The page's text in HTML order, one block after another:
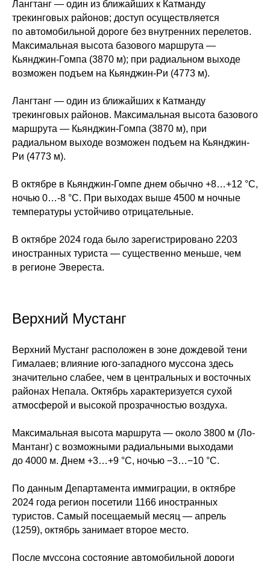
Лангтанг — один из ближайших к Катманду
трекинговых районов; доступ осуществляется
по автомобильной дороге без внутренних перелетов.
Максимальная высота базового маршрута —
Кьянджин-Гомпа (3870 м); при радиальном выходе
возможен подъем на Кьянджин-Ри (4773 м).
Лангтанг — один из ближайших к Катманду
трекинговых районов. Максимальная высота базового
маршрута — Кьянджин-Гомпа (3870 м), при
радиальном выходе возможен подъем на Кьянджин-
Ри (4773 м).
В октябре в Кьянджин-Гомпе днем обычно +8…+12 °C,
ночью 0…-8 °C. При выходах выше 4500 м ночные
температуры устойчиво отрицательные.
В октябре 2024 года было зарегистрировано 2203
иностранных туриста — существенно меньше, чем
в регионе Эвереста.
Верхний Мустанг
Верхний Мустанг расположен в зоне дождевой тени
Гималаев; влияние юго-западного муссона здесь
значительно слабее, чем в центральных и восточных
районах Непала. Октябрь характеризуется сухой
атмосферой и высокой прозрачностью воздуха.
Максимальная высота маршрута — около 3800 м (Ло-
Мантанг) с возможными радиальными выходами
до 4000 м. Днем +3…+9 °C, ночью −3…−10 °C.
По данным Департамента иммиграции, в октябре
2024 года регион посетили 1166 иностранных
туристов. Самый посещаемый месяц — апрель
(1259), октябрь занимает второе место.
После муссона состояние автомобильной дороги